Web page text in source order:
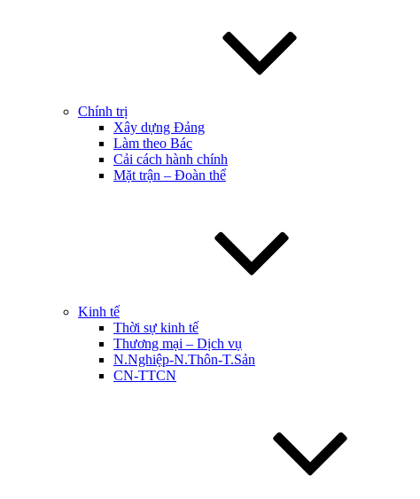
Chính trị
Xây dựng Đảng
Làm theo Bác
Cải cách hành chính
Mặt trận – Đoàn thể
Kinh tế
Thời sự kinh tế
Thương mại – Dịch vụ
N.Nghiệp-N.Thôn-T.Sản
CN-TTCN